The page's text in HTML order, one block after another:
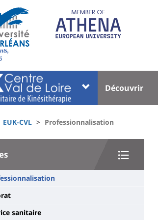
Site
Menu
principal
Découvrir
EUK-CVL Professionnalisation
sanitaire